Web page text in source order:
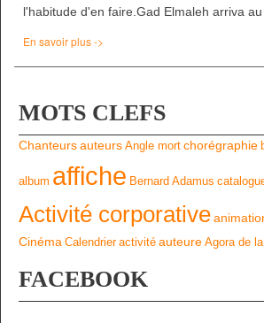
l'habitude d'en faire.Gad Elmaleh arriva au
En savoir plus ->
MOTS CLEFS
Chanteursauteurs Angle mort chorégraphie
album affiche Bernard Adamus
Activité corporative
Cinéma Calendrier activité auteure Agora de la
FACEBOOK